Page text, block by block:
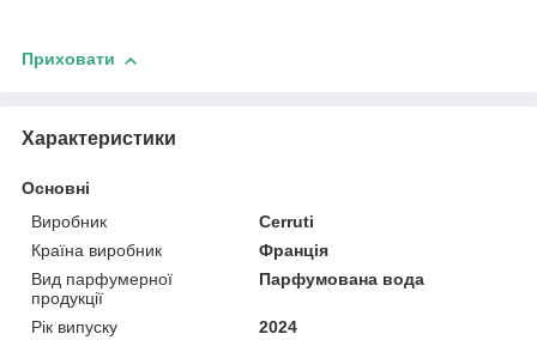
Приховати
Характеристики
Основні
Виробник
Cerruti
Країна виробник
Франція
Вид парфумерної
продукції
Парфумована вода
Рік випуску
2024